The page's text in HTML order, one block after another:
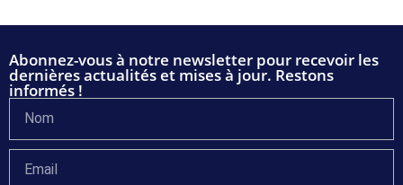
Abonnez-vous à notre newsletter pour recevoir les
dernières actualités et mises à jour. Restons
informés !